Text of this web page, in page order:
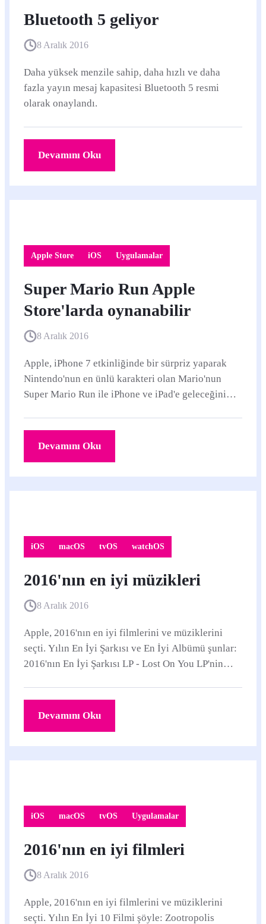
Bluetooth 5 geliyor
8 Aralık 2016
Daha yüksek menzile sahip, daha hızlı ve daha
fazla yayın mesaj kapasitesi Bluetooth 5 resmi
olarak onaylandı.
Devamını Oku
Apple Store iOS Uygulamalar
Super Mario Run Apple
Store'larda oynanabilir
8 Aralık 2016
Apple, iPhone 7 etkinliğinde bir sürpriz yaparak
Nintendo'nun en ünlü karakteri olan Mario'nun
Super Mario Run ile iPhone ve iPad'e geleceğini
Devamını Oku
iOS macOS tvOS watchOS
2016'nın en iyi müzikleri
8 Aralık 2016
Apple, 2016'nın en iyi filmlerini ve müziklerini
seçti. Yılın En İyi Şarkısı ve En İyi Albümü şunlar:
2016'nın En İyi Şarkısı LP - Lost On You LP'nin
Devamını Oku
iOS macOS tvOS Uygulamalar
2016'nın en iyi filmleri
8 Aralık 2016
Apple, 2016'nın en iyi filmlerini ve müziklerini
seçti. Yılın En İyi 10 Filmi şöyle: Zootropolis